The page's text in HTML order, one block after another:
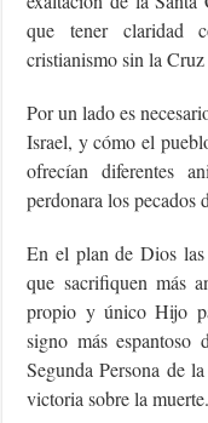
que tener claridad
cristianismo sin la Cruz
Por un lado es
Israel, y cómo el
ofrecían diferentes
perdonara los pecados
En el plan de Dios
que sacrifiquen más
propio y único Hijo
signo más espantoso
Segunda Persona de
victoria sobre la muerte.